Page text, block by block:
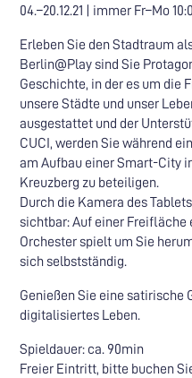
04.–20.12.21 | immer Fr–Mo
Erleben Sie den Stadtraum
Berlin@Play sind Sie
Geschichte, in der es um die
unsere Städte und unser
ausgestattet und der
CUCI, werden Sie während
am Aufbau einer Smart-City
Kreuzberg zu beteiligen.
Durch die Kamera des
sichtbar: Auf einer Freifläche
Orchester spielt um Sie
sich selbstständig.
Genießen Sie eine satirische
digitalisiertes Leben.
Spieldauer: ca. 90min
Freier Eintritt, bitte buchen